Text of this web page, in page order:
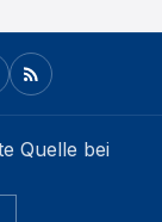
Quelle bei